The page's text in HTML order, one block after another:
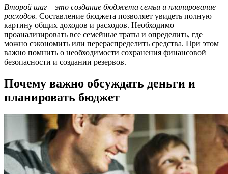
Второй шаг – это создание бюджета семьи и планирование
расходов. Составление бюджета позволяет увидеть полную
картину общих доходов и расходов. Необходимо
проанализировать все семейные траты и определить, где
можно сэкономить или перераспределить средства. При этом
важно помнить о необходимости сохранения финансовой
безопасности и создании резервов.
Почему важно обсуждать деньги и
планировать бюджет